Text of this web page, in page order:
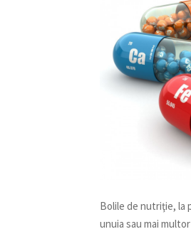
Bolile de nutriţie, la
unuia sau mai